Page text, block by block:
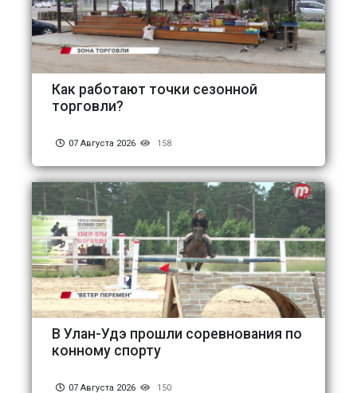
Как работают точки сезонной
торговли?
07 Августа 2026 158
В Улан-Удэ прошли соревнования по
конному спорту
07 Августа 2026 150